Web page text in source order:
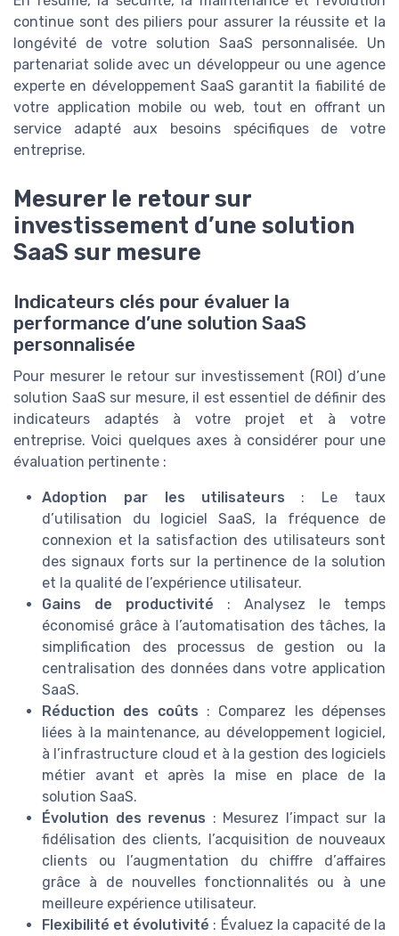
continue sont des piliers pour assurer la réussite et la
longévité de votre solution SaaS personnalisée. Un
partenariat solide avec un développeur ou une agence
experte en développement SaaS garantit la fiabilité de
votre application mobile ou web, tout en offrant un
service adapté aux besoins spécifiques de votre
entreprise.
Mesurer le retour sur
investissement d’une solution
SaaS sur mesure
Indicateurs clés pour évaluer la
performance d’une solution SaaS
personnalisée
Pour mesurer le retour sur investissement (ROI) d’une
solution SaaS sur mesure, il est essentiel de définir des
indicateurs adaptés à votre projet et à votre
entreprise. Voici quelques axes à considérer pour une
évaluation pertinente :
Adoption par les utilisateurs : Le taux
d’utilisation du logiciel SaaS, la fréquence de
connexion et la satisfaction des utilisateurs sont
des signaux forts sur la pertinence de la solution
et la qualité de l’expérience utilisateur.
Gains de productivité : Analysez le temps
économisé grâce à l’automatisation des tâches, la
simplification des processus de gestion ou la
centralisation des données dans votre application
SaaS.
Réduction des coûts : Comparez les dépenses
liées à la maintenance, au développement logiciel,
à l’infrastructure cloud et à la gestion des logiciels
métier avant et après la mise en place de la
solution SaaS.
Évolution des revenus : Mesurez l’impact sur la
fidélisation des clients, l’acquisition de nouveaux
clients ou l’augmentation du chiffre d’affaires
grâce à de nouvelles fonctionnalités ou à une
meilleure expérience utilisateur.
Flexibilité et évolutivité : Évaluez la capacité de la